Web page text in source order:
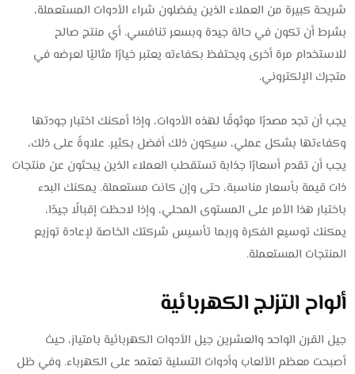
شريحة كبيرة من العملاء الذين يفضلون شراء الأدوات المستعملة،
بشرط أن تكون في حالة جيدة وبسعر تنافسي. أي منتج صالح
للاستخدام مرة أخرى ويحتفظ بكفاءته يعتبر خيارًا مثاليًا لعرضه في
متجرك الإلكتروني.
يجب أن تجد مصدرًا موثوقًا لهذه الأدوات، وإذا أمكنك اختبار جودتها
وكفاءتها بشكل عملي، سيكون ذلك أفضل بكثير. علاوةً على ذلك،
يجب أن تقدم أسعارًا جذابة تستقطب العملاء الذين يبحثون عن منتجات
ذات قيمة بأسعار مناسبة، حتى وإن كانت مستعملة. يمكنك البدء
باختبار هذا الأمر على المستوى المحلي، وإذا لاحظت إقبالًا جيدًا،
يمكنك توسيع الفكرة وربما تأسيس شركتك الخاصة لإعادة توزيع
المنتجات المستعملة.
ألواح التزلج الكهربائية
جيل القرن الواحد والعشرين جيل الأدوات الكهربائية بامتياز، حيث
أصبحت معظم الألعاب وأدوات التسلية تعتمد على الكهرباء. وفي ظل